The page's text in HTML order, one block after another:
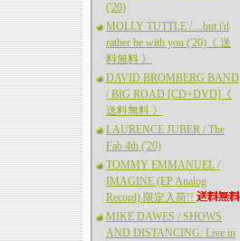
('20)
MOLLY TUTTLE / ...but i'd
rather be with you ('20)《 送
料無料 》
DAVID BROMBERG BAND
/ BIG ROAD [CD+DVD]《
送料無料 》
LAURENCE JUBER / The
Fab 4th ('20)
TOMMY EMMANUEL /
IMAGINE (EP Analog
Record) 限定入荷!!
MIKE DAWES / SHOWS
AND DISTANCING: Live in